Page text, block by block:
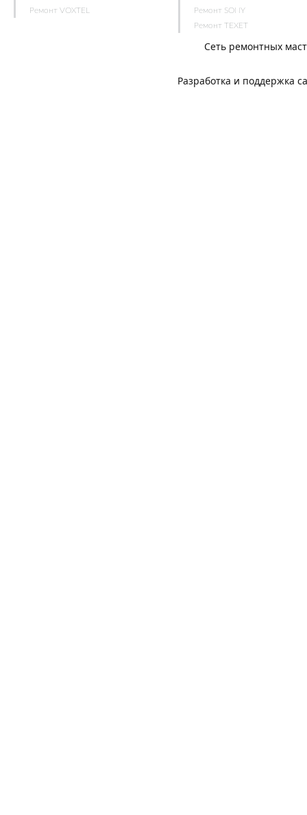
Ремонт VOXTEL
Ремонт SONY
Ремонт TEXET
Сеть ремонтных
Разработка и поддержка